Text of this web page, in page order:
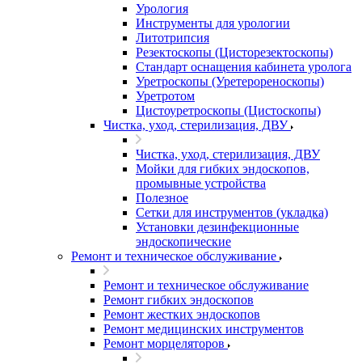
Урология
Инструменты для урологии
Литотрипсия
Резектоскопы (Цисторезектоскопы)
Стандарт оснащения кабинета уролога
Уретроскопы (Уретерореноскопы)
Уретротом
Цистоуретроскопы (Цистоскопы)
Чистка, уход, стерилизация, ДВУ
Чистка, уход, стерилизация, ДВУ
Мойки для гибких эндоскопов,
промывные устройства
Полезное
Сетки для инструментов (укладка)
Установки дезинфекционные
эндоскопические
Ремонт и техническое обслуживание
Ремонт и техническое обслуживание
Ремонт гибких эндоскопов
Ремонт жестких эндоскопов
Ремонт медицинских инструментов
Ремонт морцеляторов